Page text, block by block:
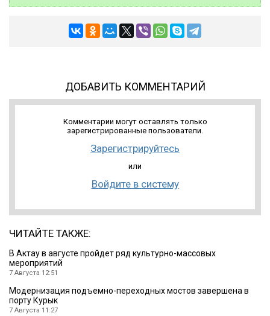
ДОБАВИТЬ КОММЕНТАРИЙ
Комментарии могут оставлять только
зарегистрированные пользователи.
Зарегистрируйтесь
или
Войдите в систему
ЧИТАЙТЕ ТАКЖЕ:
В Актау в августе пройдет ряд культурно-массовых
мероприятий
7 Августа 12:51
Модернизация подъемно-переходных мостов завершена в
порту Курык
7 Августа 11:27